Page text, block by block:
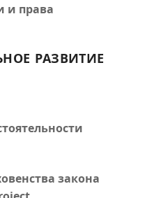
и права
РАЗВИТИЕ
закона